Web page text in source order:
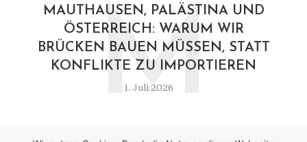
MAUTHAUSEN, PALÄSTINA UND
ÖSTERREICH: WARUM WIR
BRÜCKEN BAUEN MÜSSEN, STATT
KONFLIKTE ZU IMPORTIEREN
1. Juli 2026
M